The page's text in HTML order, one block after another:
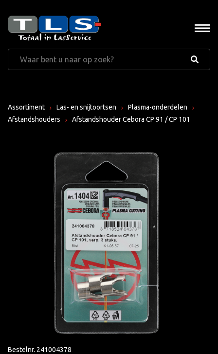
Assortiment Las- en snijtoortsen
Plasma-onderdelen
Afstandshouders
Afstandshouder Cebora CP 91 / CP 101
Bestelnr. 241004378